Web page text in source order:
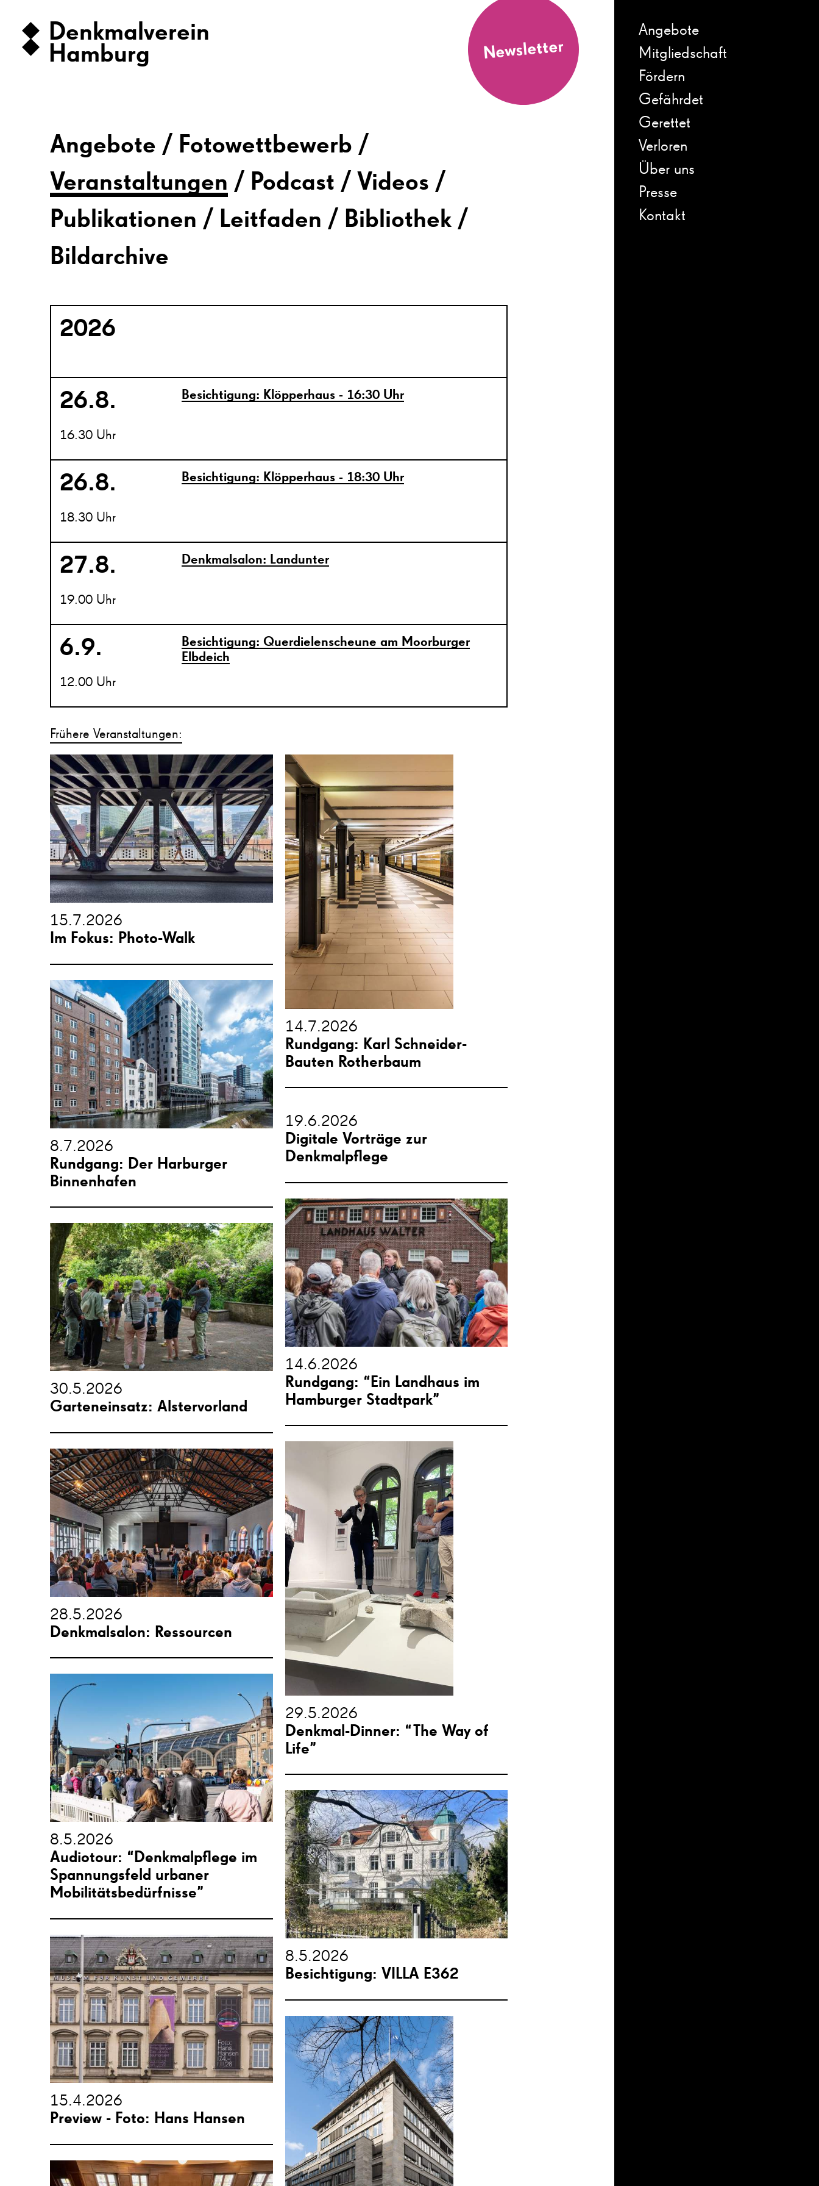
Denkmalverein
Hamburg
Newsletter
Angebote
Fotowettbewerb
Veranstaltungen
Podcast
Videos
Publikationen
Leitfaden
Bibliothek
Bildarchive
2026
26.8.
16.30 Uhr
Besichtigung: Klöpperhaus - 16:30 Uhr
26.8.
18.30 Uhr
Besichtigung: Klöpperhaus - 18:30 Uhr
27.8.
19.00 Uhr
Denkmalsalon: Landunter
6.9.
12.00 Uhr
Besichtigung: Querdielenscheune am Moorburger
Elbdeich
Frühere Veranstaltungen:
15.7.2026
Im Fokus: Photo-Walk
14.7.2026
Rundgang: Karl Schneider-
Bauten Rotherbaum
8.7.2026
Rundgang: Der Harburger
Binnenhafen
19.6.2026
Digitale Vorträge zur
Denkmalpflege
14.6.2026
Rundgang: “Ein Landhaus im
Hamburger Stadtpark”
30.5.2026
Garteneinsatz: Alstervorland
29.5.2026
Denkmal-Dinner: “The Way of
Life”
28.5.2026
Denkmalsalon: Ressourcen
8.5.2026
Audiotour: “Denkmalpflege im
Spannungsfeld urbaner
Mobilitätsbedürfnisse”
8.5.2026
Besichtigung: VILLA E362
15.4.2026
Preview - Foto: Hans Hansen
Angebote
Mitgliedschaft
Fördern
Gefährdet
Gerettet
Verloren
Über uns
Presse
Kontakt